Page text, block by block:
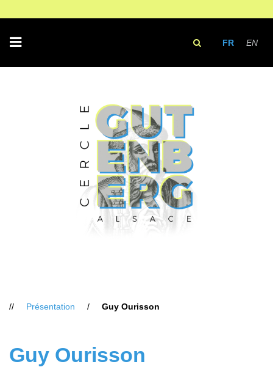
FR EN
Présentation Guy Ourisson
Guy Ourisson